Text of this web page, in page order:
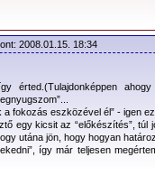
2008.01.15. 18:34
érted.(Tulajdonképpen
a fokozás eszközével él” - igen
egy kicsit az “előkészítés”, túl
utána jön, hogy hogyan
így már teljesen